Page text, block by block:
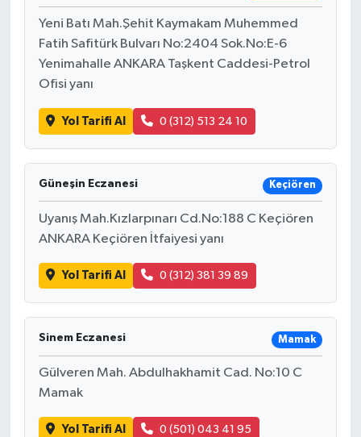
Yeni Batı Mah.Şehit Kaymakam Muhemmed
Fatih Safitürk Bulvarı No:2404 Sok.No:E-6
Yenimahalle ANKARA Taşkent Caddesi-Petrol
Ofisi yanı
Yol Tarifi Al 0 (312) 513 24 10
Güneşin Eczanesi Keçiören
Uyanış Mah.Kızlarpınarı Cd.No:188 C Keçiören
ANKARA Keçiören İtfaiyesi yanı
Yol Tarifi Al 0 (312) 381 39 89
Sinem Eczanesi Mamak
Gülveren Mah. Abdulhakhamit Cad. No:10 C
Mamak
Yol Tarifi Al 0 (501) 043 41 95